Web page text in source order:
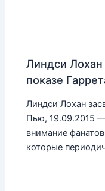
Линдси Лохан
показе
Линдси Лохан
Пью, 19.09.2015 —
внимание
которые